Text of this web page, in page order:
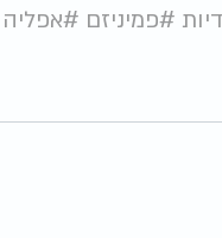
#פמיניזם #אפליה